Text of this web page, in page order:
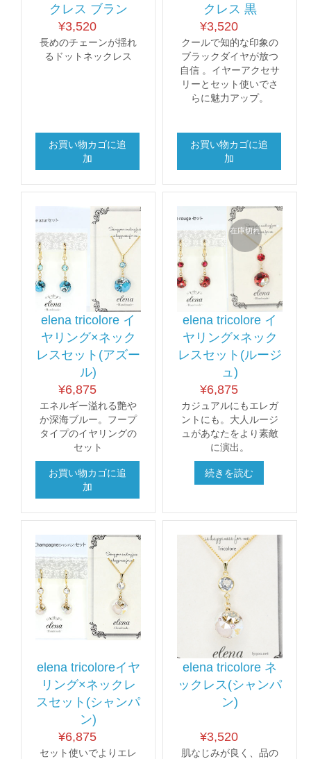
クレス ブラン
¥3,520
長めのチェーンが揺れ
るドットネックレス
お買い物カゴに追
加
クレス 黒
¥3,520
クールで知的な印象の
ブラックダイヤが放つ
自信 。イヤーアクセサ
リーとセット使いでさ
らに魅力アップ。
お買い物カゴに追
加
elena tricolore イ
ヤリング×ネック
レスセット(アズー
ル)
¥6,875
エネルギー溢れる艶や
か深海ブルー。フープ
タイプのイヤリングの
セット
お買い物カゴに追
加
elena tricolore イ
ヤリング×ネック
レスセット(ルージ
ュ)
¥6,875
カジュアルにもエレガ
ントにも。大人ルージ
ュがあなたをより素敵
に演出。
続きを読む
在庫切れ
elena tricoloreイヤ
リング×ネックレ
スセット(シャンパ
ン)
¥6,875
セット使いでよりエレ
elena tricolore ネ
ックレス(シャンパ
ン)
¥3,520
肌なじみが良く、品の